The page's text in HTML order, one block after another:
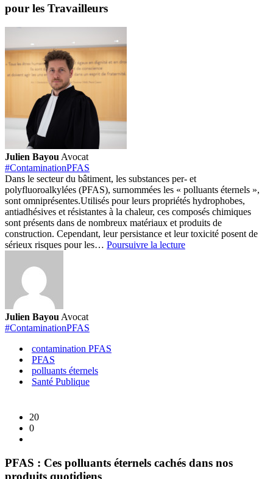
pour les Travailleurs
Julien Bayou Avocat
#ContaminationPFAS
Dans le secteur du bâtiment, les substances per- et
polyfluoroalkylées (PFAS), surnommées les « polluants éternels »,
sont omniprésentes.Utilisés pour leurs propriétés hydrophobes,
antiadhésives et résistantes à la chaleur, ces composés chimiques
sont présents dans de nombreux matériaux et produits de
construction. Cependant, leur persistance et leur toxicité posent de
sérieux risques pour les… Poursuivre la lecturePFAS
Julien Bayou Avocat
#ContaminationPFAS
contamination PFAS
PFAS
polluants éternels
Santé Publique
20
0
PFAS : Ces polluants éternels cachés dans nos
produits quotidiens